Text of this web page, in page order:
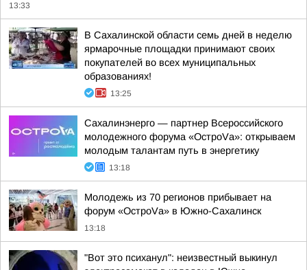
13:33
В Сахалинской области семь дней в неделю
ярмарочные площадки принимают своих
покупателей во всех муниципальных
образованиях!
13:25
Сахалинэнерго — партнер Всероссийского
молодежного форума «ОстроVа»: открываем
молодым талантам путь в энергетику
13:18
Молодежь из 70 регионов прибывает на
форум «ОстроVа» в Южно-Сахалинск
13:18
"Вот это психанул": неизвестный выкинул